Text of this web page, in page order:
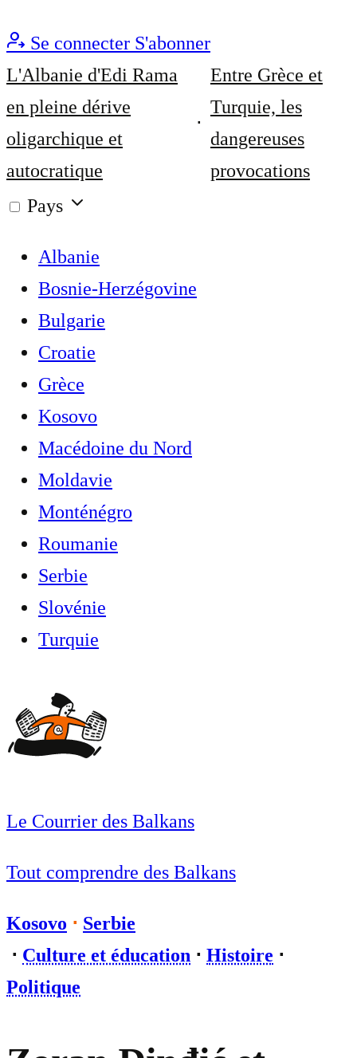
Se connecter S'abonner
L'Albanie d'Edi Rama
en pleine dérive
oligarchique et
autocratique
Entre Grèce et
Turquie, les
dangereuses
provocations
Pays
Albanie
Bosnie-Herzégovine
Bulgarie
Croatie
Grèce
Kosovo
Macédoine du Nord
Moldavie
Monténégro
Roumanie
Serbie
Slovénie
Turquie
Le Courrier des Balkans
Tout comprendre des Balkans
Kosovo ⋅ Serbie
⋅ Culture et éducation ⋅ Histoire ⋅
Politique